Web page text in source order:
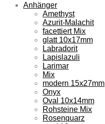
Anhänger
Amethyst
Azurit-Malachit
facettiert Mix
glatt 10x17mm
Labradorit
Lapislazuli
Larimar
Mix
modern 15x27mm
Onyx
Oval 10x14mm
Rohsteine Mix
Rosenquarz